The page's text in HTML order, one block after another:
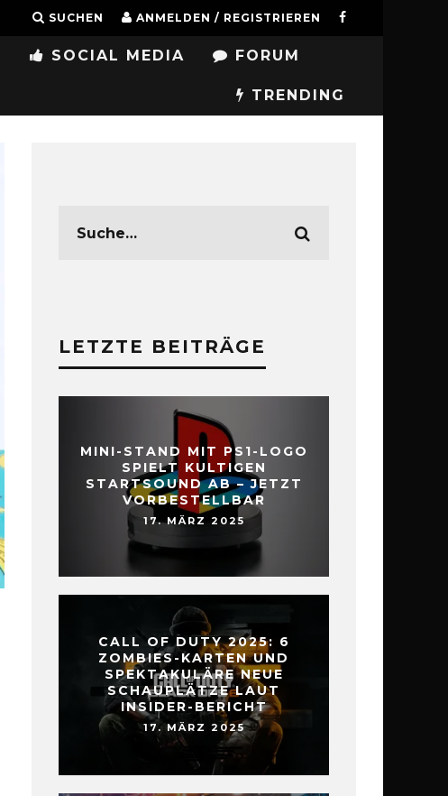
SUCHEN ANMELDEN / REGISTRIEREN
SOCIAL MEDIA FORUM
TRENDING
LETZTE BEITRÄGE
MINI-STAND MIT PS1-LOGO
SPIELT KULTIGEN
STARTSOUND AB – JETZT
VORBESTELLBAR
17. MÄRZ 2025
CALL OF DUTY 2025: 6
ZOMBIES-KARTEN UND
SPEKTAKULÄRE NEUE
SCHAUPLÄTZE LAUT
INSIDER-BERICHT
17. MÄRZ 2025